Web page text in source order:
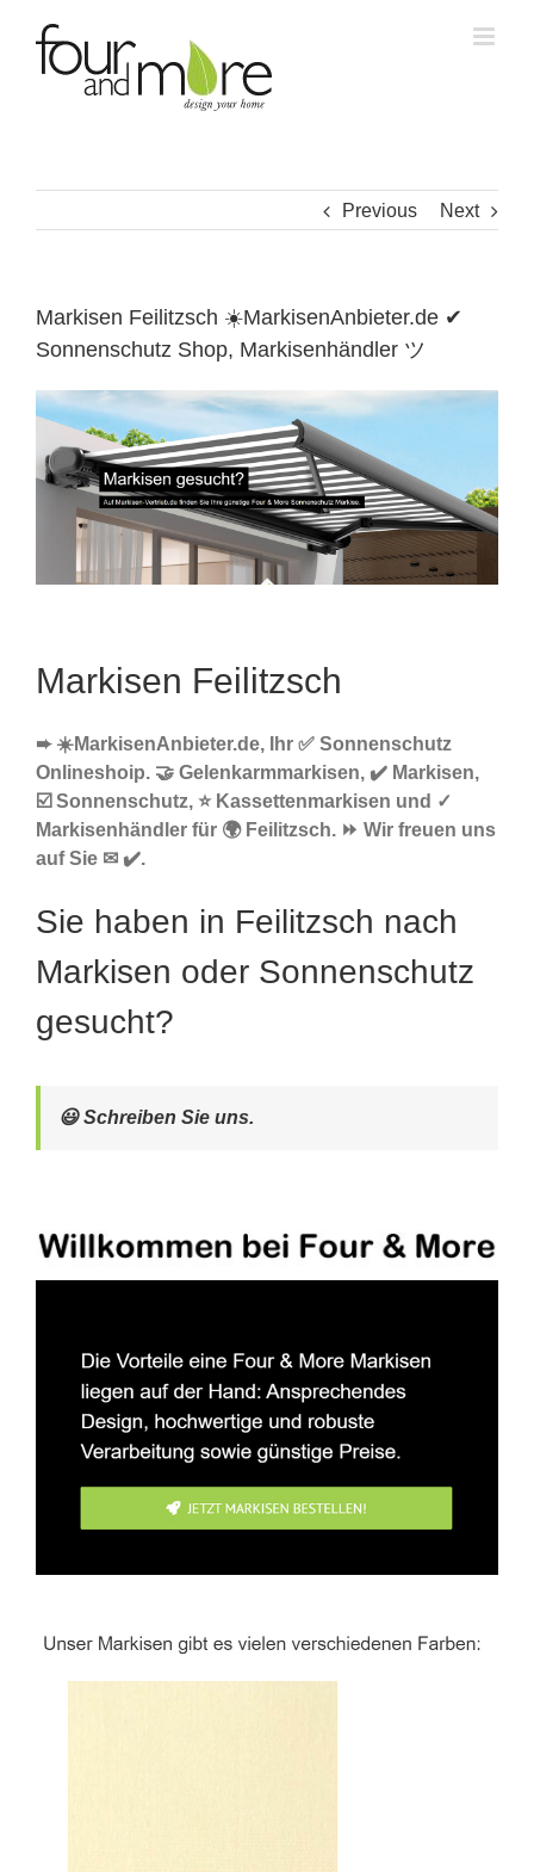
content
Previous Next
Markisen Feilitzsch ☀️MarkisenAnbieter.de ✔
Sonnenschutz Shop, Markisenhändler ツ
Markisen Feilitzsch
➨ ☀️MarkisenAnbieter.de, Ihr ✅ Sonnenschutz
Onlineshoip. 🤝 Gelenkarmmarkisen, ✔️ Markisen,
☑️ Sonnenschutz, ⭐ Kassettenmarkisen und ✓
Markisenhändler für 🌍 Feilitzsch. ⏩ Wir freuen uns
auf Sie ✉ ✔️.
Sie haben in Feilitzsch nach
Markisen oder Sonnenschutz
gesucht?
😃 Schreiben Sie uns.